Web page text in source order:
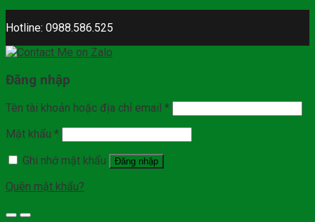
Hotline: 0988.586.525
Đăng nhập
Tên tài khoản hoặc địa chỉ email *
Mật khẩu *
Ghi nhớ mật khẩu
Đăng nhập
Quên mật khẩu?